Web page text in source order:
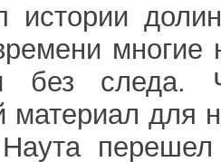
истории
многие
без
материал для